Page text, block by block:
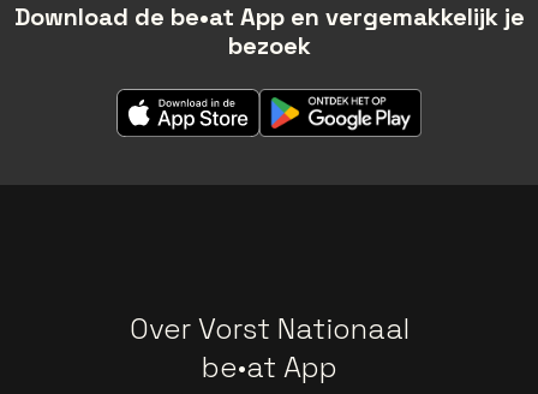
Download de be•at App en vergemakkelijk je
bezoek
Over Vorst Nationaal
be•at App